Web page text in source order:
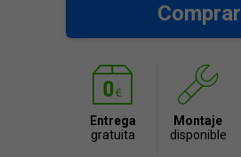
Comprar
Entrega
gratuita
Montaje
disponible